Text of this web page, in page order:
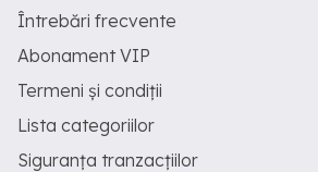
Întrebări frecvente
Abonament VIP
Termeni și condiții
Lista categoriilor
Siguranța tranzacțiilor